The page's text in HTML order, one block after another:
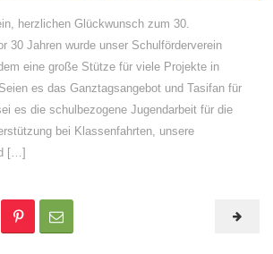
herzlichen Glückwunsch zum 30.
30 Jahren wurde unser Schulförderverein
eine große Stütze für viele Projekte in
es das Ganztagsangebot und Tasifan für
es die schulbezogene Jugendarbeit für die
bei Klassenfahrten, unsere
[…]